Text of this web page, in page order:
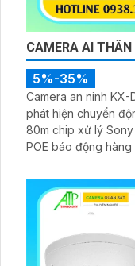
CAMERA AI
5%-35%
Camera an ninh KX-
phát hiện chuyển
80m chip xử lý
POE báo động
đêm.